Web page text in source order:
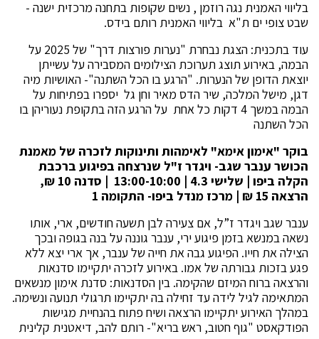
בליווי האמנית נגה רוזמן , נשים שקופות בתחנה מרכזית ישנה -
שבט צופי ים ת"א בליווי האמנית רותם בידס.
עוד בתכנית: הצגת נבחרת "נערות פורצות דרך" של 2025 על
הבמה, באירוע תוצג תערוכת הצילומים המסבירה על עשייתן
יוצאת הדופן של הנערות. "הרגע בו הכל השתנה"- האושיות מיה
דגן, מישל המלכה, שיר הדס מאיר וחן גל יספרו בפתיחות על
הבמה במשך 4 דקות כל אחת על הרגע הזה בתקופת נעוריהן בו
הכל השתנה
בוקר "אימון אימא" לאימהות ותינוקות לזכרה של מאמנת
הכושר ענבר שגב- ויגדר ז"ל שנרצחה בפיגוע ברכבת
הקלה ביפו | שלישי 4.3 | 13:00-10:00 | סדנה 10 ₪,
הרצאה 15 ₪ | מרכז מנדל ביפו- התקומה 1
ענבר שגב ויגדר ז”ל, אם צעירה לבן תשעה חודשים, ארי, אותו
נשאה במנשא בזמן פיגוע ירי, ענבר גוננה על בנה בגופה ובכך
הצילה את חייו. הפיגוע גבה את חייה של ענבר, אך ארי יצא ללא
פגע בזכות גבורתה של אמו. באירוע לזכרה יתקיימו סדנאות
והרצאה ברוח המיזם שהקימה. בין הסדנאות: סדנת אימון מנשאים
המתאימה לגיל לידה עד זחילה בה יתקיימו תרגולי תנועה ונשימה.
במהלך האירוע יתקיימו הרצאה ושיח פתוח בהנחיית מגישות
הפודקאסט "גוף חטוב, ראש בריא"- רותם להב, דיאטנית קלינית